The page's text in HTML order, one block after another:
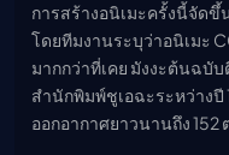
การสร้างอนิเมะครั้งนี้จัดขึ้
โดยทีมงานระบุว่าอนิเมะ
มากกว่าที่เคย มังงะต้นฉบั
สำนักพิมพ์ชูเอฉะระหว่าง
ออกอากาศยาวนานถึง 152